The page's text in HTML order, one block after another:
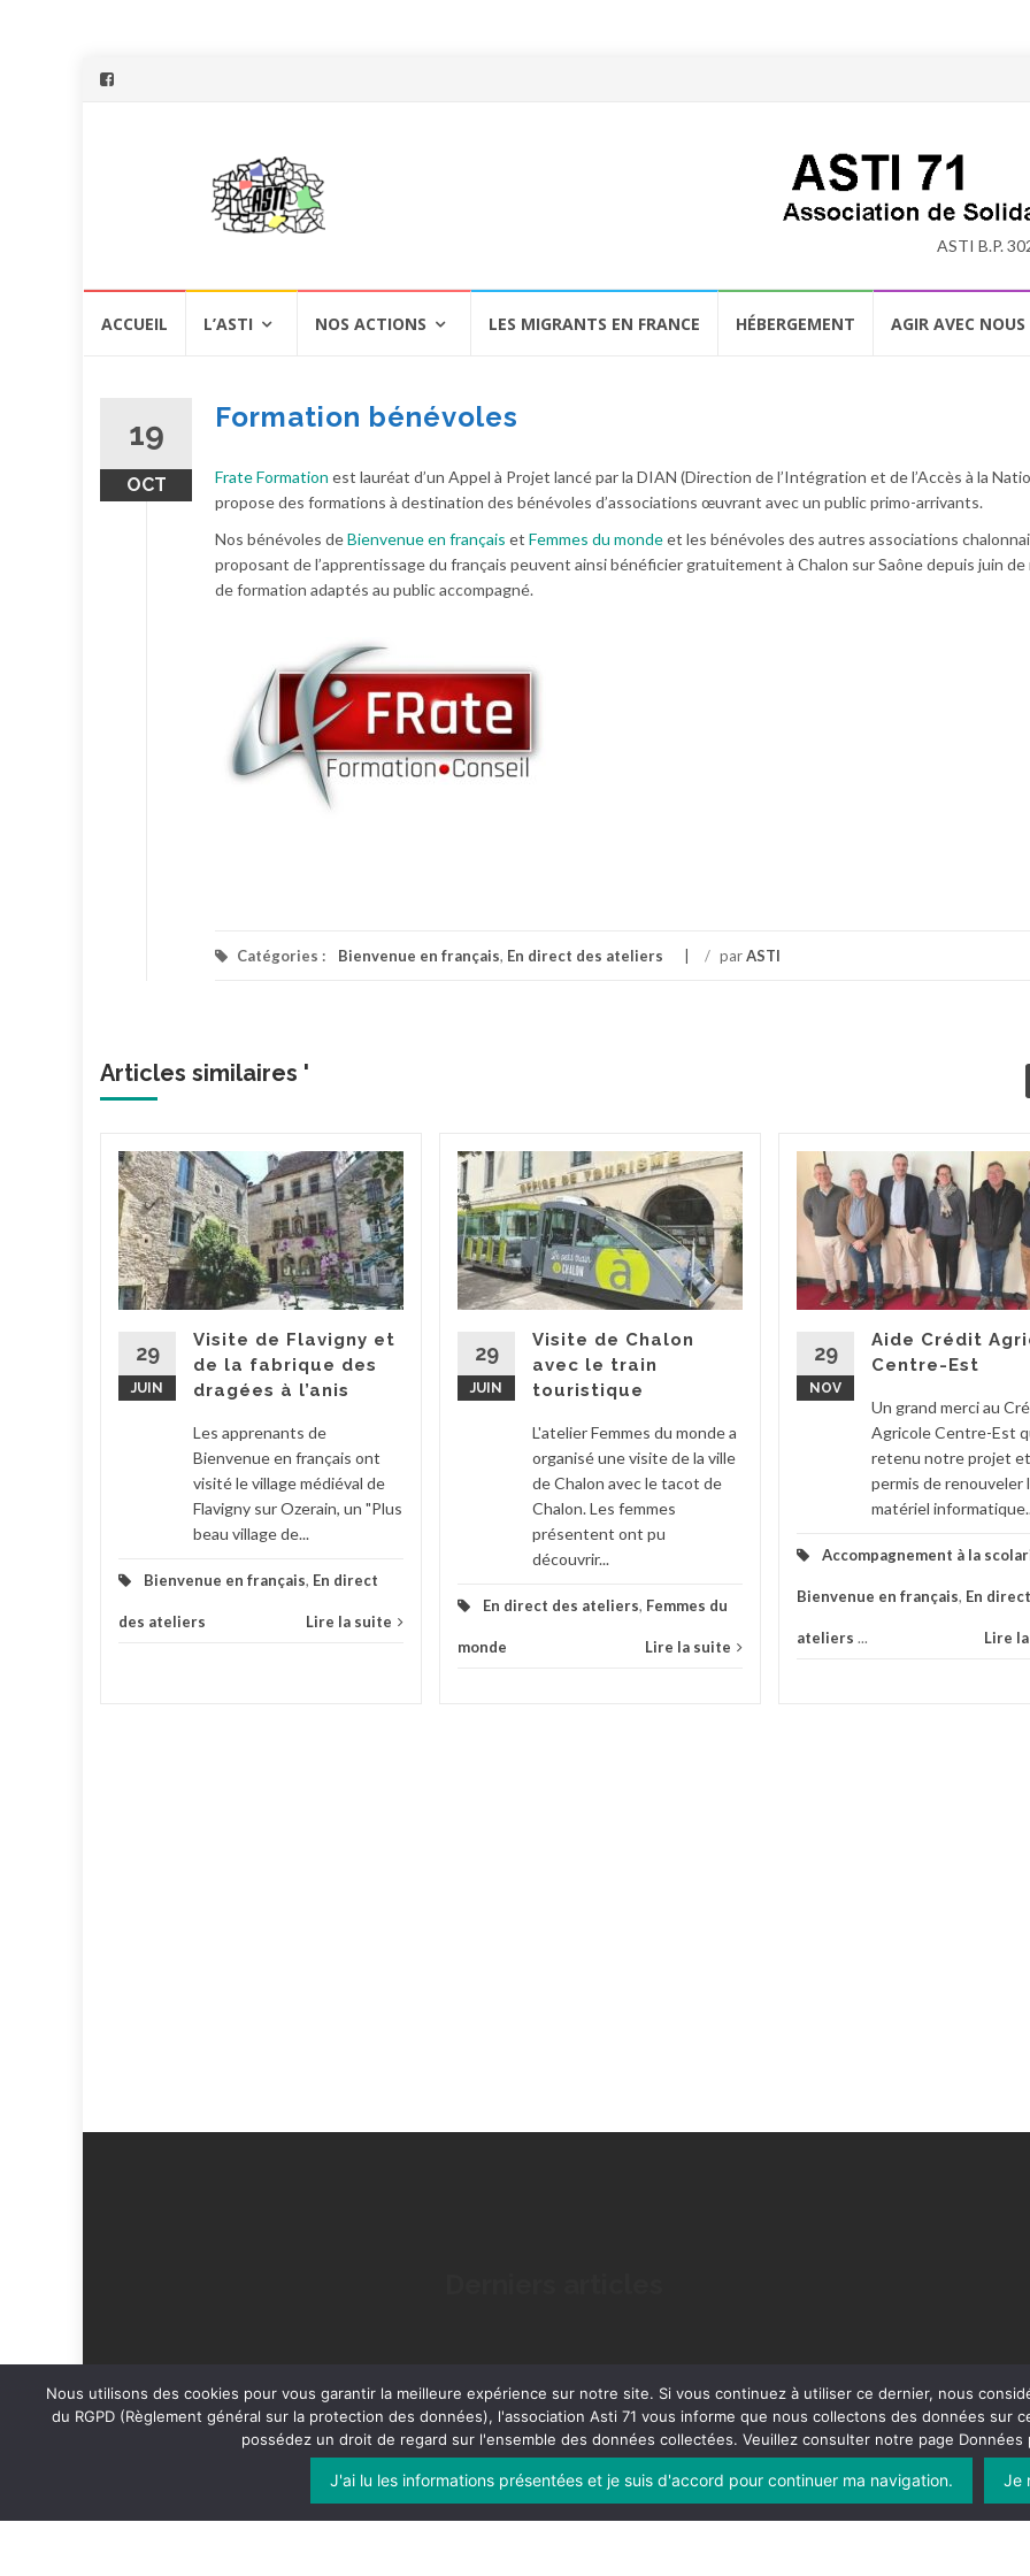
ASTI B.P.
ACCUEIL L’ASTI NOS ACTIONS LES MIGRANTS EN FRANCE HÉBERGEMENT AGIR AVEC NOUS
19
OCT
Formation bénévoles
Frate Formation est lauréat d’un Appel à Projet lancé par la DIAN (Direction de l’Intégration et de l’Accès à la
propose des formations à destination des bénévoles d’associations œuvrant avec un public primo-arrivants.
Nos bénévoles deBienvenue en français et Femmes du mondeet les bénévoles des autres associations
proposant de l’apprentissage du français peuvent ainsi bénéficier gratuitement à Chalon sur Saône depuis juin de
de formation adaptés au public accompagné.
Catégories : Bienvenue en français, En direct des ateliers / parASTI
Articles similaires '
29
JUIN
Visite de Flavigny et
de la fabrique des
dragées à l’anis
Les apprenants de
Bienvenue en français ont
visité le village médiéval de
Flavigny sur Ozerain, un "Plus
beau village de...
Bienvenue en français, En direct
des ateliers Lire la suite
29
JUIN
Visite de Chalon
avec le train
touristique
L'atelier Femmes du monde a
organisé une visite de la ville
de Chalon avec le tacot de
Chalon. Les femmes
présentent ont pu
découvrir...
En direct des ateliers, Femmes du
monde Lire la suite
29
NOV
Aide Crédit
Centre-Est
Un grand merci au
Agricole Centre-Est
retenu notre projet
permis de renouveler
matériel
Accompagnement à la
Bienvenue en français, En
ateliers ... Lire
Islemagest propulsé parWordPress
Nous utilisons des cookies pour vous garantir la meilleure expérience sur notre site. Si vous continuez à utiliser ce dernier, nous
du RGPD (Règlement général sur la protection des données), l'association Asti 71 vous informe que nous collectons des données sur
possédez un droit de regard sur l'ensemble des données collectées. Veuillez consulter notre page
J'ai lu les informations présentées et je suis d'accord pour continuer ma navigation. Je